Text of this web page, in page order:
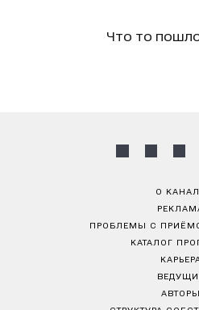
Что то пошло
О
ПРОБЛЕМЫ С
КАТАЛОГ
КАРЬЕРА
АВТОРЫ